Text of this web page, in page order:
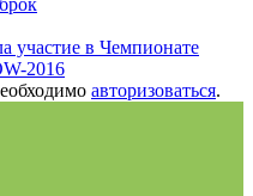
в Чемпионате
2016
авторизоваться.